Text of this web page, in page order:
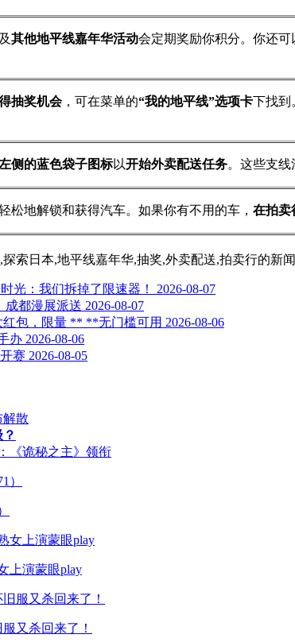
其他地平线嘉年华活动会定期奖励你积分。你还
抽奖机会，可在菜单的“我的地平线”选项卡下找到
侧的蓝色袋子图标以开始外卖配送任务。这些支线
松地解锁和获得汽车。如果你有不用的车， 在拍卖
探索日本,地平线嘉年华,抽奖,外卖配送,拍卖行的新闻
时光：我们拆掉了限速器！
2026-08-07
成都漫展派送 2026-08-07
红包，限量 ** **无门槛可用 2026-08-06
办 2026-08-06
赛 2026-08-05
解散
《诡秘之主》领衔
上演蒙眼play
又杀回来了！